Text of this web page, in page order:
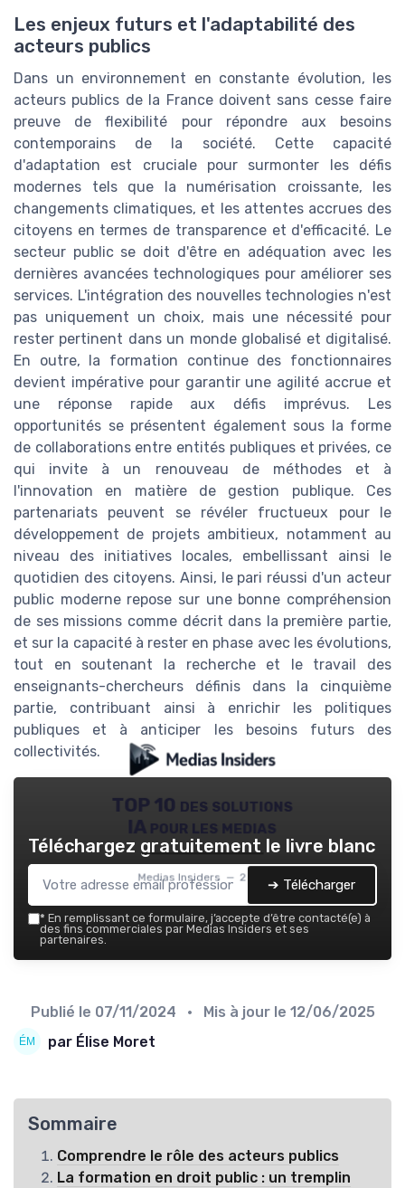
Les enjeux futurs et l'adaptabilité des
acteurs publics
Dans un environnement en constante évolution, les
acteurs publics de la France doivent sans cesse faire
preuve de flexibilité pour répondre aux besoins
contemporains de la société. Cette capacité
d'adaptation est cruciale pour surmonter les défis
modernes tels que la numérisation croissante, les
changements climatiques, et les attentes accrues des
citoyens en termes de transparence et d'efficacité. Le
secteur public se doit d'être en adéquation avec les
dernières avancées technologiques pour améliorer ses
services. L'intégration des nouvelles technologies n'est
pas uniquement un choix, mais une nécessité pour
rester pertinent dans un monde globalisé et digitalisé.
En outre, la formation continue des fonctionnaires
devient impérative pour garantir une agilité accrue et
une réponse rapide aux défis imprévus. Les
opportunités se présentent également sous la forme
de collaborations entre entités publiques et privées, ce
qui invite à un renouveau de méthodes et à
l'innovation en matière de gestion publique. Ces
partenariats peuvent se révéler fructueux pour le
développement de projets ambitieux, notamment au
niveau des initiatives locales, embellissant ainsi le
quotidien des citoyens. Ainsi, le pari réussi d'un acteur
public moderne repose sur une bonne compréhension
de ses missions comme décrit dans la première partie,
et sur la capacité à rester en phase avec les évolutions,
tout en soutenant la recherche et le travail des
enseignants-chercheurs définis dans la cinquième
partie, contribuant ainsi à enrichir les politiques
publiques et à anticiper les besoins futurs des
collectivités.
TOP 10 des solutions
IA pour les medias
Medias Insiders — 2026
Téléchargez gratuitement le livre blanc
➔ Télécharger
* En remplissant ce formulaire, j’accepte d’être contacté(e) à
des fins commerciales par Medias Insiders et ses
partenaires.
Publié le 07/11/2024 • Mis à jour le 12/06/2025
par Élise Moret
Sommaire
Comprendre le rôle des acteurs publics
La formation en droit public : un tremplin